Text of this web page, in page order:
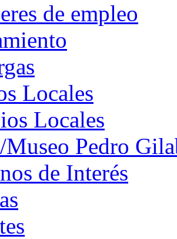
de empleo
Locales
Locales
Museo Pedro
de Interés